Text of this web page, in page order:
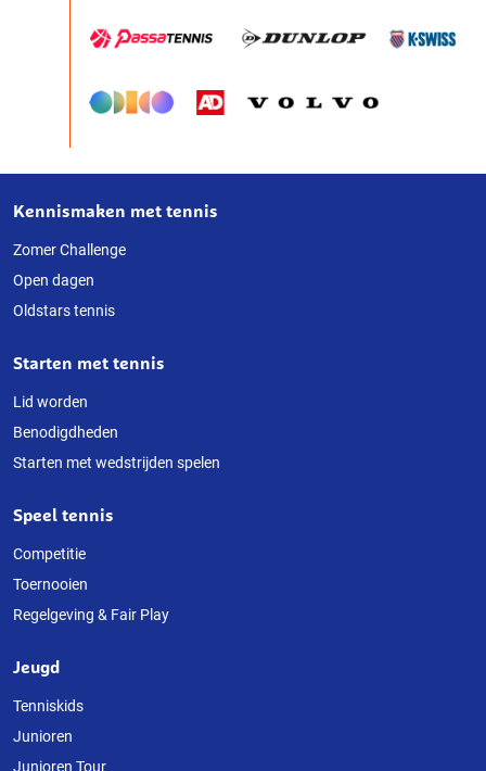
Over
deze
website
Kennismaken met tennis
Zomer Challenge
Open dagen
Oldstars tennis
Starten met tennis
Lid worden
Benodigdheden
Starten met wedstrijden spelen
Speel tennis
Competitie
Toernooien
Regelgeving & Fair Play
Jeugd
Tenniskids
Junioren
Junioren Tour